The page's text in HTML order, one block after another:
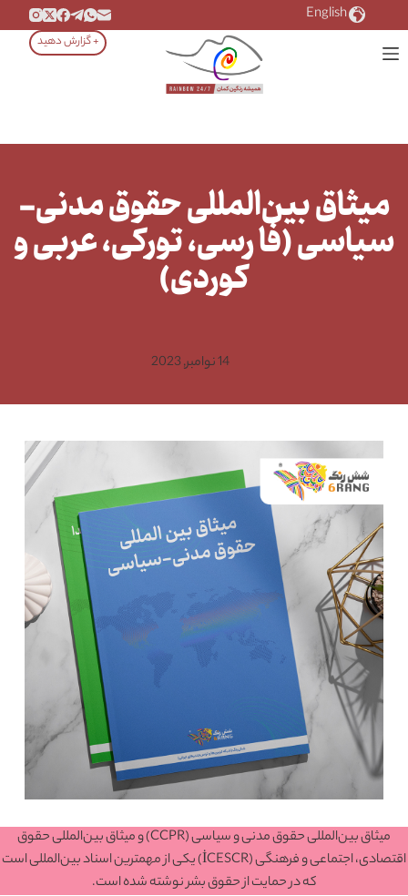
به
محتوا
English
+ گزارش دهید
میثاق بین‌المللی حقوق مدنی-
سیاسی (فا رسی، تورکی، عربی و
کوردی)
14 نوامبر, 2023
میثاق بین‌المللی حقوق مدنی و سیاسی (CCPR) و میثاق بین‌المللی حقوق
اقتصادی، اجتماعی و فرهنگی (İCESCR) یکی از مهمترین اسناد بین‌المللی است
که در حمایت از حقوق بشر نوشته شده است.